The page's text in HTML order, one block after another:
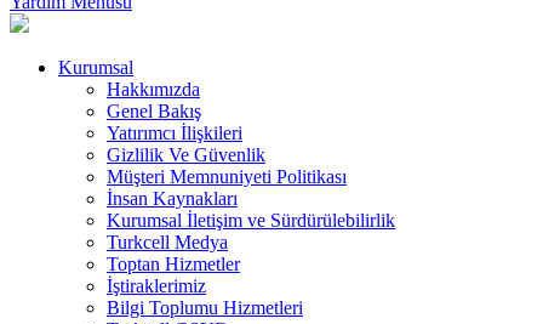
Kurumsal
Hakkımızda
Genel Bakış
Yatırımcı İlişkileri
Gizlilik Ve Güvenlik
Müşteri Memnuniyeti Politikası
İnsan Kaynakları
Kurumsal İletişim ve Sürdürülebilirlik
Turkcell Medya
Toptan Hizmetler
İştiraklerimiz
Bilgi Toplumu Hizmetleri